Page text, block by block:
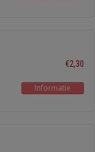
€2,30
Informatie